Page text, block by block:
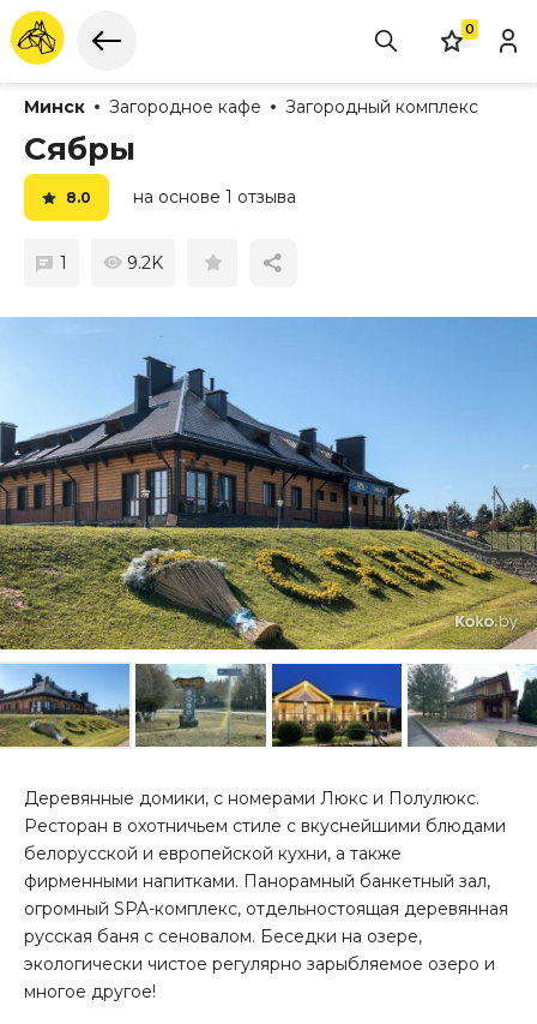
0
Минск Загородное кафе Загородный комплекс
Сябры
8.0 на основе 1 отзыва
1 9.2K
Деревянные домики, с номерами Люкс и Полулюкс.
Ресторан в охотничьем стиле с вкуснейшими блюдами
белорусской и европейской кухни, а также
фирменными напитками. Панорамный банкетный зал,
огромный SPA-комплекс, отдельностоящая деревянная
русская баня с сеновалом. Беседки на озере,
экологически чистое регулярно зарыбляемое озеро и
многое другое!